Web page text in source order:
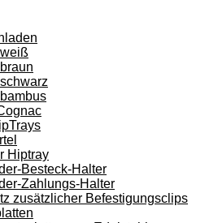
Hiptray
Besteck-Halter
Zahlungs-Halter
zusätzlicher Befestigungsclips